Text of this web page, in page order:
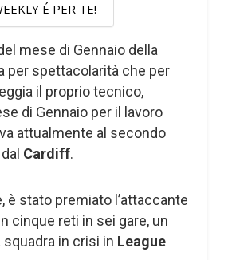
É PER TE!
mese di Gennaio della
per spettacolarità che per
il proprio tecnico,
di Gennaio per il lavoro
attualmente al secondo
Cardiff.
è stato premiato l’attaccante
cinque reti in sei gare, un
in crisi in League